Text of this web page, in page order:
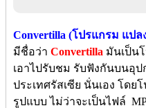
Convertilla (โปรแกรม แป
มีชื่อว่า Convertilla มันเป็น
เอาไปรับชม รับฟังกันบน
ประเทศรัสเซีย นั่นเอง โด
รูปแบบ ไม่ว่าจะเป็นไฟล์